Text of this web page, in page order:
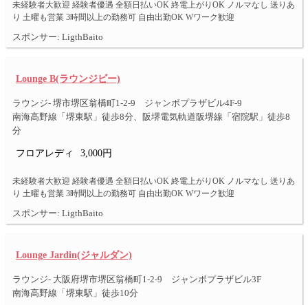
未経験者大歓迎 経験者優遇 全額日払いOK 終電上がりOK ノルマなし 送りあ
り 土曜も営業 3時間以上の勤務可 自由出勤OK Wワーク歓迎
スポンサー: LigthBaito
Lounge B(ラウンジビー)
ラウンジ- 堺市堺区翁橋町1-2-9 ジャンボプラザビル4F-9
南海高野線「堺東駅」徒歩8分、阪堺電気軌道阪堺線「宿院駅」徒歩8
分
フロアレディ 3,000円
未経験者大歓迎 経験者優遇 全額日払いOK 終電上がりOK ノルマなし 送りあ
り 土曜も営業 3時間以上の勤務可 自由出勤OK Wワーク歓迎
スポンサー: LigthBaito
Lounge Jardin(ジャルダン)
ラウンジ- 大阪府堺市堺区翁橋町1-2-9 ジャンボプラザビル3F
南海高野線「堺東駅」徒歩10分